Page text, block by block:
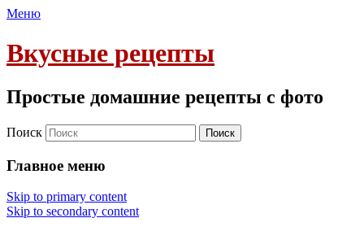
Меню
Вкусные рецепты
Простые домашние рецепты с фото
Поиск
Главное меню
Skip to primary content
Skip to secondary content